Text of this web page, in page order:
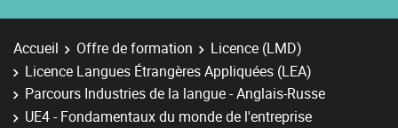
Accueil Offre de formation
Licence (LMD)
Licence Langues Étrangères Appliquées (LEA)
Parcours Industries de la langue - Anglais-Russe
UE4 - Fondamentaux du monde de l'entreprise